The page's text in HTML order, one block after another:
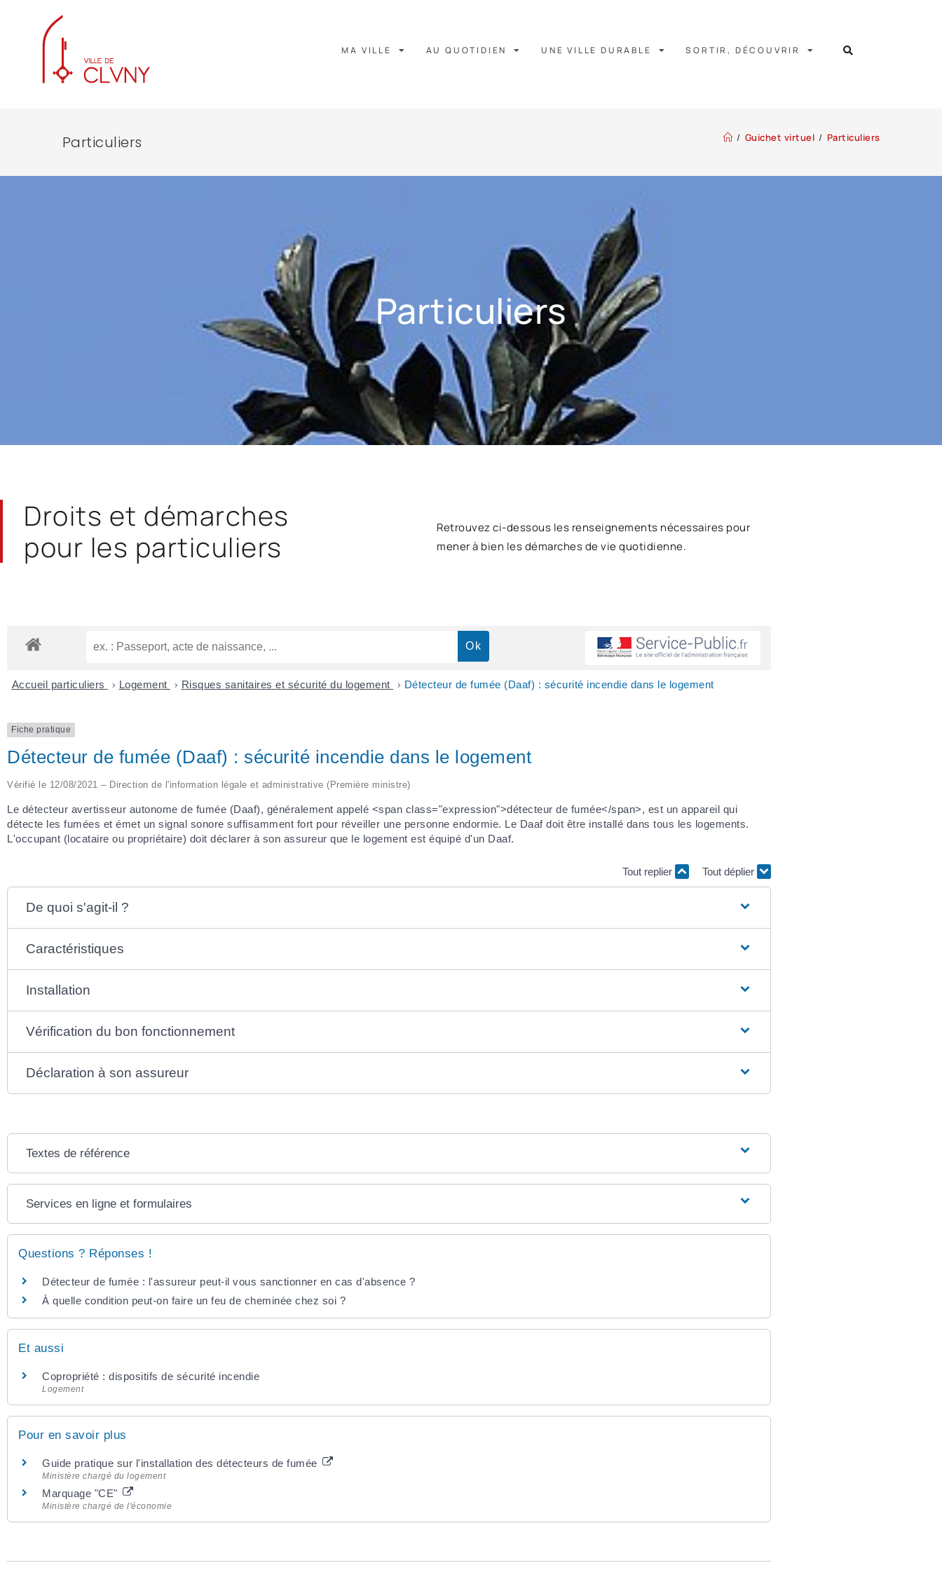
MA VILLE AU QUOTIDIEN UNE VILLE DURABLE SORTIR, DÉCOUVRIR
Particuliers / Guichet virtuel / Particuliers
Particuliers
Droits et démarches
pour les particuliers
Retrouvez ci-dessous les renseignements nécessaires pour
mener à bien les démarches de vie quotidienne.
Accueil particuliers > Logement > Risques sanitaires et sécurité du logement > Détecteur de fumée (Daaf) : sécurité incendie dans le logement
Fiche pratique
Détecteur de fumée (Daaf) : sécurité incendie dans le logement
Vérifié le 12/08/2021 – Direction de l'information légale et administrative (Première ministre)
Le détecteur avertisseur autonome de fumée (Daaf), généralement appelé <span class="expression">détecteur de fumée</span>, est un appareil qui
détecte les fumées et émet un signal sonore suffisamment fort pour réveiller une personne endormie. Le Daaf doit être installé dans tous les logements.
L'occupant (locataire ou propriétaire) doit déclarer à son assureur que le logement est équipé d'un Daaf.
Tout replier Tout déplier
De quoi s'agit-il ?
Caractéristiques
Installation
Vérification du bon fonctionnement
Déclaration à son assureur
Textes de référence
Services en ligne et formulaires
Questions ? Réponses !
Détecteur de fumée : l'assureur peut-il vous sanctionner en cas d'absence ?
À quelle condition peut-on faire un feu de cheminée chez soi ?
Et aussi
Copropriété : dispositifs de sécurité incendie
Logement
Pour en savoir plus
Guide pratique sur l'installation des détecteurs de fumée
Ministère chargé du logement
Marquage "CE"
Ministère chargé de l'économie